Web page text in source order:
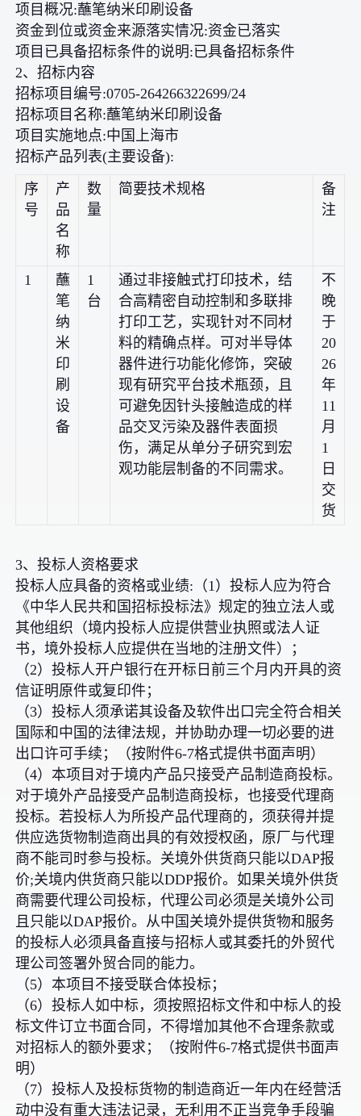
项目概况:蘸笔纳米印刷设备
资金到位或资金来源落实情况:资金已落实
项目已具备招标条件的说明:已具备招标条件
2、招标内容
招标项目编号:0705-264266322699/24
招标项目名称:蘸笔纳米印刷设备
项目实施地点:中国上海市
招标产品列表(主要设备):
序
号
产
品
名
称
数
量
简要技术规格
备
注
1
蘸
笔
纳
米
印
刷
设
备
1
台
通过非接触式打印技术，结
合高精密自动控制和多联排
打印工艺，实现针对不同材
料的精确点样。可对半导体
器件进行功能化修饰，突破
现有研究平台技术瓶颈，且
可避免因针头接触造成的样
品交叉污染及器件表面损
伤，满足从单分子研究到宏
观功能层制备的不同需求。
不
晚
于
20
26
年
11
月
1
日
交
货
3、投标人资格要求
投标人应具备的资格或业绩:（1）投标人应为符合
《中华人民共和国招标投标法》规定的独立法人或
其他组织（境内投标人应提供营业执照或法人证
书，境外投标人应提供在当地的注册文件）；
（2）投标人开户银行在开标日前三个月内开具的资
信证明原件或复印件；
（3）投标人须承诺其设备及软件出口完全符合相关
国际和中国的法律法规，并协助办理一切必要的进
出口许可手续；（按附件6-7格式提供书面声明）
（4）本项目对于境内产品只接受产品制造商投标。
对于境外产品接受产品制造商投标，也接受代理商
投标。若投标人为所投产品代理商的，须获得并提
供应选货物制造商出具的有效授权函，原厂与代理
商不能司时参与投标。关境外供货商只能以DAP报
价;关境内供货商只能以DDP报价。如果关境外供货
商需要代理公司投标，代理公司必须是关境外公司
且只能以DAP报价。从中国关境外提供货物和服务
的投标人必须具备直接与招标人或其委托的外贸代
理公司签署外贸合同的能力。
（5）本项目不接受联合体投标；
（6）投标人如中标，须按照招标文件和中标人的投
标文件订立书面合同，不得增加其他不合理条款或
对招标人的额外要求；（按附件6-7格式提供书面声
明）
（7）投标人及投标货物的制造商近一年内在经营活
动中没有重大违法记录，无利用不正当竞争手段骗